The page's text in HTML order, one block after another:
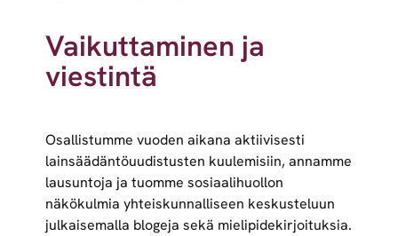
Vaikuttaminen ja
viestintä
Osallistumme vuoden aikana aktiivisesti
lainsäädäntöuudistusten kuulemisiin, annamme
lausuntoja ja tuomme sosiaalihuollon
näkökulmia yhteiskunnalliseen keskusteluun
julkaisemalla blogeja sekä mielipidekirjoituksia.